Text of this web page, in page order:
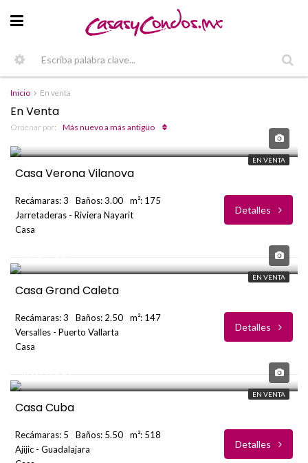
Inicio En venta
En Venta
Ordenar por: Más nuevo a más antigüo
EN VENTA
USD
Casa Verona Vilanova
Recámaras: 3 Baños: 3.00
m²: 175
Jarretaderas - Riviera Nayarit
Casa
Detalles
EN VENTA
Casa Grand Caleta
Recámaras: 3 Baños: 2.50
m²: 147
Versalles - Puerto Vallarta
Casa
Detalles
EN VENTA
Casa Cuba
Recámaras: 5 Baños: 5.50
m²: 518
Ajijic - Guadalajara
Detalles